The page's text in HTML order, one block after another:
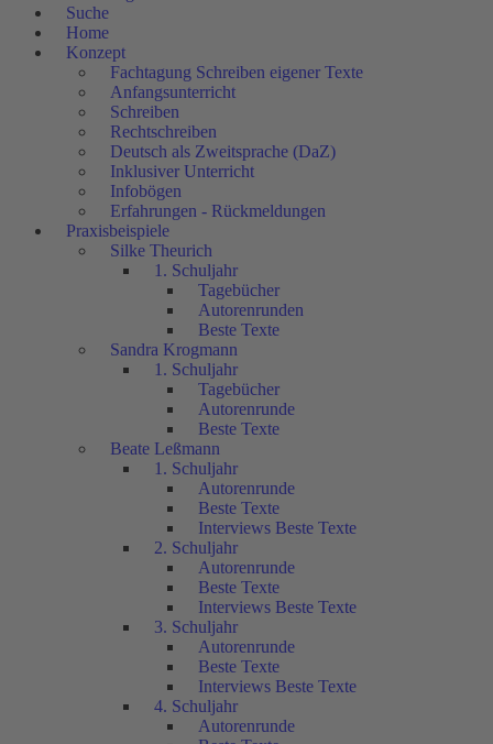
Suche
Home
Konzept
Fachtagung Schreiben eigener Texte
Anfangsunterricht
Schreiben
Rechtschreiben
Deutsch als Zweitsprache (DaZ)
Inklusiver Unterricht
Infobögen
Erfahrungen - Rückmeldungen
Praxisbeispiele
Silke Theurich
1. Schuljahr
Tagebücher
Autorenrunden
Beste Texte
Sandra Krogmann
1. Schuljahr
Tagebücher
Autorenrunde
Beste Texte
Beate Leßmann
1. Schuljahr
Autorenrunde
Beste Texte
Interviews Beste Texte
2. Schuljahr
Autorenrunde
Beste Texte
Interviews Beste Texte
3. Schuljahr
Autorenrunde
Beste Texte
Interviews Beste Texte
4. Schuljahr
Autorenrunde